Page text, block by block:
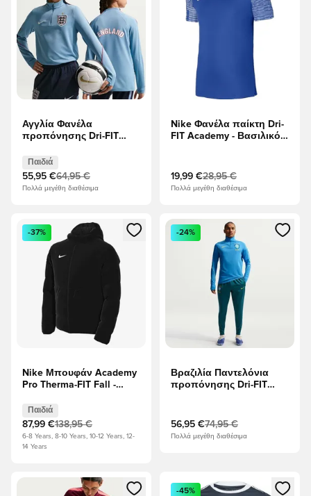
Αγγλία Φανέλα
προπόνησης Dri-FIT
Κύπελλο 2026 - Work
Blue/Οψιδιανός/Λευκό
Παιδιά
Παιδιά
55,95 €64,95 €
Πολλά μεγέθη διαθέσιμα
Nike Φανέλα παίκτη Dri-
FIT Academy - Βασιλικό
19,99 €28,95 €
Πολλά μεγέθη διαθέσιμα
Ανοίγει ένα Modal για να συνδεθείτε ή να εγγραφείτε ως
-37%
Nike Μπουφάν Academy
Pro Therma-FIT Fall -
Παιδιά
87,99 €138,95 €
6-8 Years, 8-10 Years, 10-12 Years, 12-
14 Years
Ανοίγει ένα Modal για να
-24%
Βραζιλία Παντελόνια
προπόνησης Dri-FIT
Κιρκιν/Light Menta/
Κίτρινο
56,95 €74,95 €
Πολλά μεγέθη διαθέσιμα
Ανοίγει ένα Modal για να συνδεθείτε ή να εγγραφείτε ως
Ανοίγει ένα Modal για να
-45%